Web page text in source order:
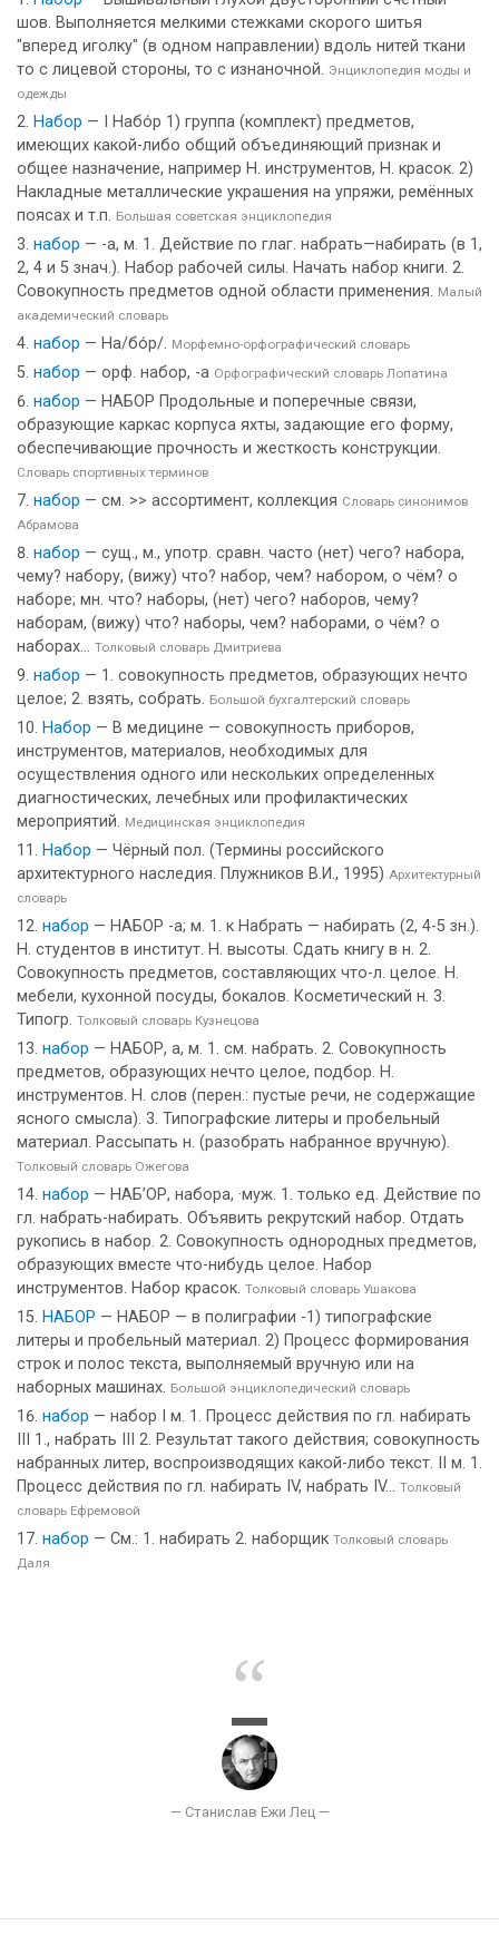
шов. Выполняется мелкими стежками скорого шитья
"вперед иголку" (в одном направлении) вдоль нитей ткани
то с лицевой стороны, то с изнаночной. Энциклопедия моды и
одежды
Набор — I Набо́р 1) группа (комплект) предметов,
имеющих какой-либо общий объединяющий признак и
общее назначение, например Н. инструментов, Н. красок. 2)
Накладные металлические украшения на упряжи, ремённых
поясах и т.п. Большая советская энциклопедия
набор — -а, м. 1. Действие по глаг. набрать—набирать (в 1,
2, 4 и 5 знач.). Набор рабочей силы. Начать набор книги. 2.
Совокупность предметов одной области применения. Малый
академический словарь
набор — На/бо́р/. Морфемно-орфографический словарь
набор — орф. набор, -а Орфографический словарь Лопатина
набор — НАБОР Продольные и поперечные связи,
образующие каркас корпуса яхты, задающие его форму,
обеспечивающие прочность и жесткость конструкции.
Словарь спортивных терминов
набор — см. >> ассортимент, коллекция Словарь синонимов
Абрамова
набор — сущ., м., употр. сравн. часто (нет) чего? набора,
чему? набору, (вижу) что? набор, чем? набором, о чём? о
наборе; мн. что? наборы, (нет) чего? наборов, чему?
наборам, (вижу) что? наборы, чем? наборами, о чём? о
наборах... Толковый словарь Дмитриева
набор — 1. совокупность предметов, образующих нечто
целое; 2. взять, собрать. Большой бухгалтерский словарь
Набор — В медицине — совокупность приборов,
инструментов, материалов, необходимых для
осуществления одного или нескольких определенных
диагностических, лечебных или профилактических
мероприятий. Медицинская энциклопедия
Набор — Чёрный пол. (Термины российского
архитектурного наследия. Плужников В.И., 1995) Архитектурный
словарь
набор — НАБОР -а; м. 1. к Набрать — набирать (2, 4-5 зн.).
Н. студентов в институт. Н. высоты. Сдать книгу в н. 2.
Совокупность предметов, составляющих что-л. целое. Н.
мебели, кухонной посуды, бокалов. Косметический н. 3.
Типогр. Толковый словарь Кузнецова
набор — НАБОР, а, м. 1. см. набрать. 2. Совокупность
предметов, образующих нечто целое, подбор. Н.
инструментов. Н. слов (перен.: пустые речи, не содержащие
ясного смысла). 3. Типографские литеры и пробельный
материал. Рассыпать н. (разобрать набранное вручную).
Толковый словарь Ожегова
набор — НАБ’ОР, набора, ·муж. 1. только ед. Действие по
гл. набрать-набирать. Объявить рекрутский набор. Отдать
рукопись в набор. 2. Совокупность однородных предметов,
образующих вместе что-нибудь целое. Набор
инструментов. Набор красок. Толковый словарь Ушакова
НАБОР — НАБОР — в полиграфии -1) типографские
литеры и пробельный материал. 2) Процесс формирования
строк и полос текста, выполняемый вручную или на
наборных машинах. Большой энциклопедический словарь
набор — набор I м. 1. Процесс действия по гл. набирать
III 1., набрать III 2. Результат такого действия; совокупность
набранных литер, воспроизводящих какой-либо текст. II м. 1.
Процесс действия по гл. набирать IV, набрать IV... Толковый
словарь Ефремовой
набор — См.: 1. набирать 2. наборщик Толковый словарь
Даля